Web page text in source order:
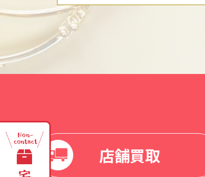
店舗買取